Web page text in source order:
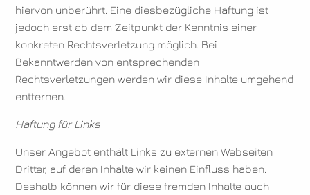
hiervon unberührt. Eine diesbezügliche Haftung ist
jedoch erst ab dem Zeitpunkt der Kenntnis einer
konkreten Rechtsverletzung möglich. Bei
Bekanntwerden von entsprechenden
Rechtsverletzungen werden wir diese Inhalte umgehend
entfernen.
Haftung für Links
Unser Angebot enthält Links zu externen Webseiten
Dritter, auf deren Inhalte wir keinen Einfluss haben.
Deshalb können wir für diese fremden Inhalte auch